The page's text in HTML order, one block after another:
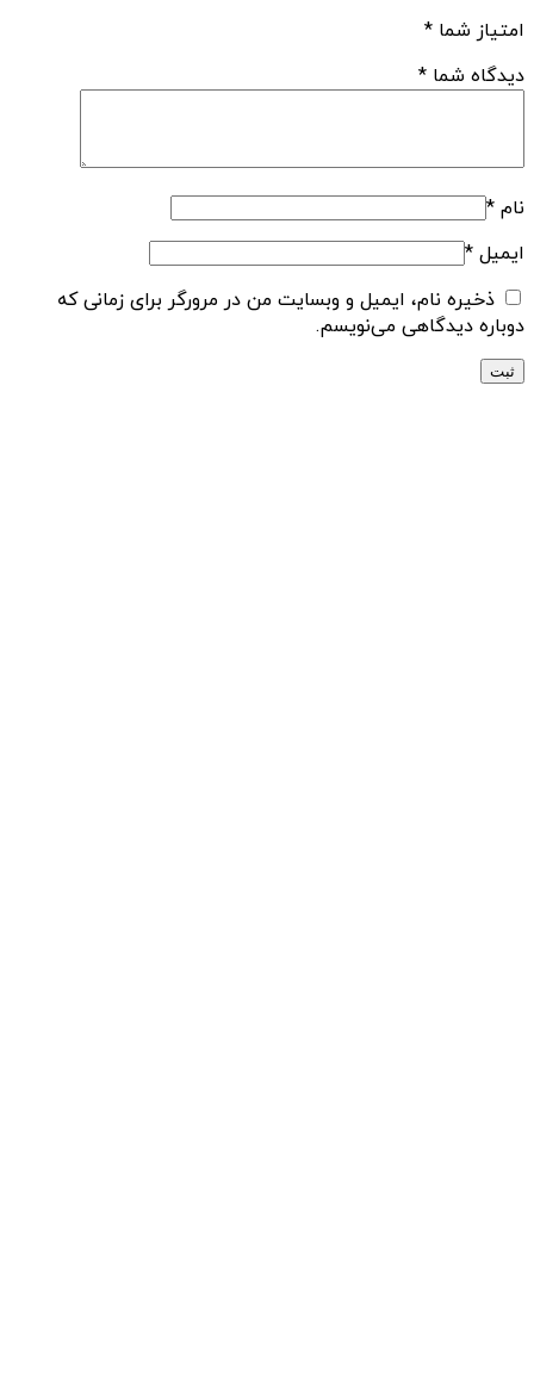
امتیاز شما *
دیدگاه شما *
نام *
ایمیل *
ذخیره نام، ایمیل و وبسایت من در مرورگر برای زمانی که
دوباره دیدگاهی می‌نویسم.